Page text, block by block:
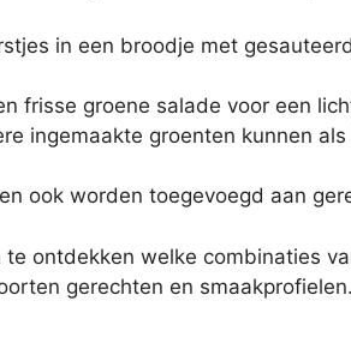
in een broodje met
frisse groene salade voor een
ingemaakte groenten kunnen
ook worden toegevoegd aan
ontdekken welke combinaties
gerechten en smaakprofielen.